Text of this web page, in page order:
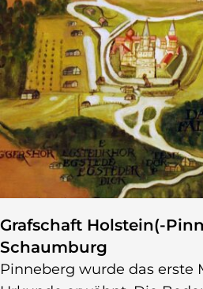
Grafschaft Holstein(-
Schaumburg
Pinneberg wurde das erste